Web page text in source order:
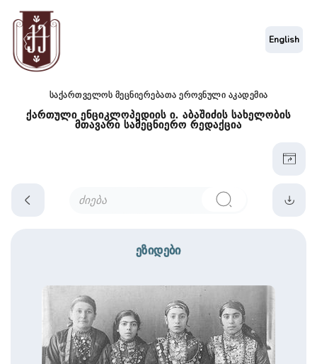
საქართველოს მეცნიერებათა ეროვნული აკადემია
ქართული ენციკლოპედიის ი. აბაშიძის სახელობის
მთავარი სამეცნიერო რედაქცია
English
ეზიდები